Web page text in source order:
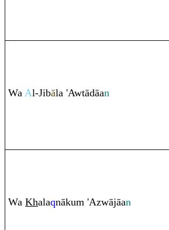
Wa Al-Jibāla 'Awtādāan
Wa Khalaqnākum 'Azwājāan